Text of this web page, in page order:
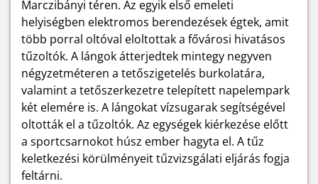
Marczibányi téren. Az egyik első emeleti
helyiségben elektromos berendezések égtek, amit
több porral oltóval eloltottak a fővárosi hivatásos
tűzoltók. A lángok átterjedtek mintegy negyven
négyzetméteren a tetőszigetelés burkolatára,
valamint a tetőszerkezetre telepített napelempark
két elemére is. A lángokat vízsugarak segítségével
oltották el a tűzoltók. Az egységek kiérkezése előtt
a sportcsarnokot húsz ember hagyta el. A tűz
keletkezési körülményeit tűzvizsgálati eljárás fogja
feltárni.